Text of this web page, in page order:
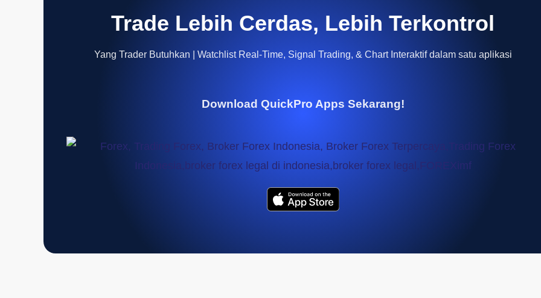
Trade Lebih Cerdas, Lebih Terkontrol
Yang Trader Butuhkan | Watchlist Real-Time, Signal Trading, & Chart Interaktif dalam satu aplikasi
Download QuickPro Apps Sekarang!